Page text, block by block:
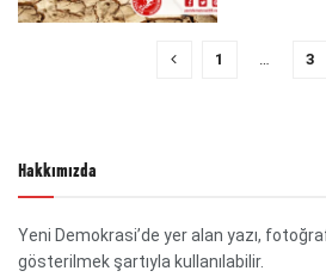
1 … 3
Hakkımızda
Yeni Demokrasi’de yer alan yazı,
gösterilmek şartıyla kullanılabilir.